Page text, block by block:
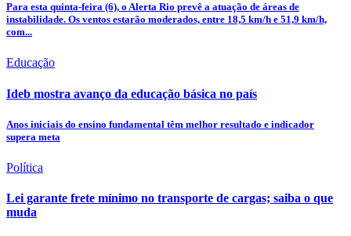
Para esta quinta-feira (6), o Alerta Rio prevê a atuação de áreas de
instabilidade. Os ventos estarão moderados, entre 18,5 km/h e 51,9 km/h,
com...
Educação
Ideb mostra avanço da educação básica no país
Anos iniciais do ensino fundamental têm melhor resultado e indicador
supera meta
Política
Lei garante frete mínimo no transporte de cargas; saiba o que
muda